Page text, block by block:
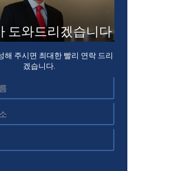
도와드리겠습니다
해 주시면 최대한 빨리 연락 드리
겠습니다.